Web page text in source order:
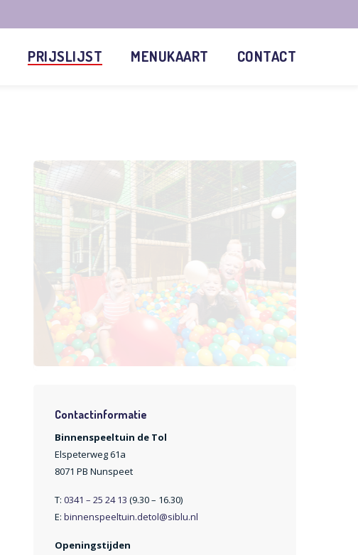
PRIJSLIJST MENUKAART CONTACT
Contactinformatie
Binnenspeeltuin de Tol
Elspeterweg 61a
8071 PB Nunspeet
T: 0341 – 25 24 13 (9.30 – 16.30)
E: binnenspeeltuin.detol@siblu.nl
Openingstijden